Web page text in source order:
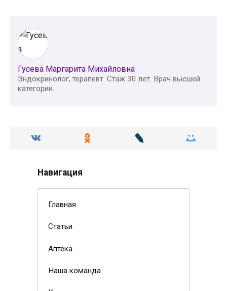
Гусева Маргарита Михайловна
Эндокринолог, терапевт. Стаж 30 лет. Врач высшей
категории.
Навигация
Главная
Статьи
Аптека
Наша команда